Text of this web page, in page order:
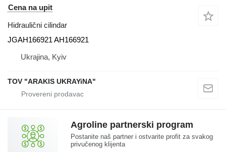
Cena na upit
Hidraulični cilindar
JGAH166921 AH166921
Ukrajina, Kyiv
TOV "ARAKIS UKRAYiNA"
Agroline partnerski program
Postanite naš partner i ostvarite profit za svakog
privučenog klijenta